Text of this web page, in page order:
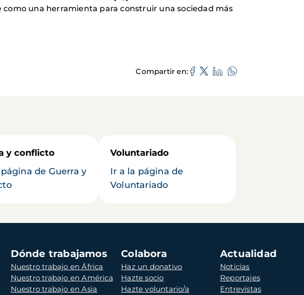
una herramienta para construir una sociedad más
Compartir en
y conflicto
de Guerra y
Voluntariado
Ir a la página de
Voluntariado
Dónde trabajamos
Nuestro trabajo en África
Nuestro trabajo en América
Nuestro trabajo en Asia
Colabora
Haz un donativo
Hazte socio
Hazte voluntario/a
Actualidad
Noticias
Reportajes
Entrevistas